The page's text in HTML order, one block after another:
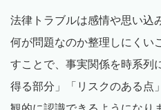
法律トラブルは感情や思い込
何が問題なのか整理しにくい
すことで、事実関係を時系列
得る部分」「リスクのある点